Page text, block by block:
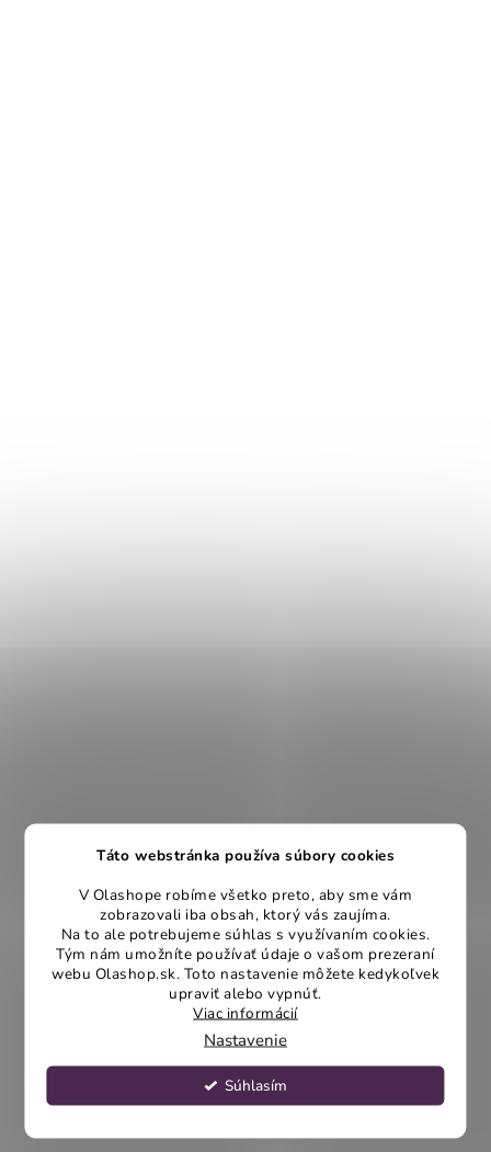
Táto webstránka používa súbory cookies
V Olashope robíme všetko preto, aby sme vám
zobrazovali iba obsah, ktorý vás zaujíma.
Na to ale potrebujeme súhlas s využívaním cookies.
Tým nám umožníte používať údaje o vašom prezeraní
webu Olashop.sk. Toto nastavenie môžete kedykoľvek
upraviť alebo vypnúť.
Viac informácií
Nastavenie
Súhlasím